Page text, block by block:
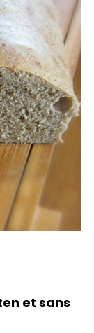
et sans